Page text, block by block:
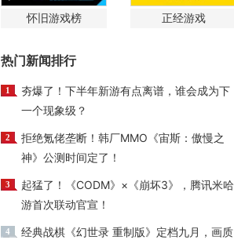
怀旧游戏榜 正经游戏
热门新闻排行
1
夯爆了！下半年新游有点离谱，谁会成为下
一个现象级？
2
拒绝氪佬垄断！韩厂MMO《宙斯：傲慢之
神》公测时间定了！
3
起猛了！《CODM》×《崩坏3》，腾讯米哈
游首次联动官宣！
4
经典战棋《幻世录 重制版》定档九月，画质